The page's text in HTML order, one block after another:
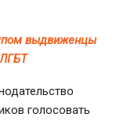
выдвиженцы
голосовать